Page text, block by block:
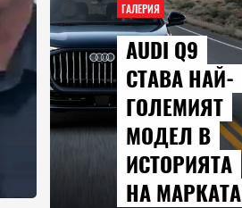
ГАЛЕРИЯ
AUDI Q9
СТАВА НАЙ-
ГОЛЕМИЯТ
МОДЕЛ В
ИСТОРИЯТА
НА МАРКАТА